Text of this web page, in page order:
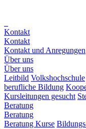
Kontakt
Kontakt
Kontakt und Anregungen
Über uns
Über uns
Leitbild Volkshochschule
berufliche Bildung
Kursleitungen gesucht
Beratung
Beratung
Beratung Kurse